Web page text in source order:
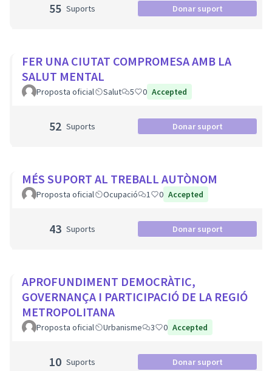
55 Suports Donar suport
FER UNA CIUTAT COMPROMESA AMB LA
SALUT MENTAL
Proposta oficial Salut 5 0 Accepted
52 Suports Donar suport
MÉS SUPORT AL TREBALL AUTÒNOM
Proposta oficial Ocupació 1 0 Accepted
43 Suports Donar suport
APROFUNDIMENT DEMOCRÀTIC,
GOVERNANÇA I PARTICIPACIÓ DE LA REGIÓ
METROPOLITANA
Proposta oficial Urbanisme 3 0 Accepted
10 Suports Donar suport